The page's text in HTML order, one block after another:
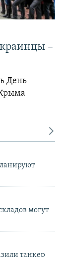
–
День
могут
танкер